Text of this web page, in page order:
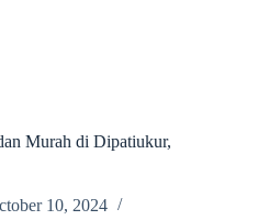
Murah di Dipatiukur,
10, 2024